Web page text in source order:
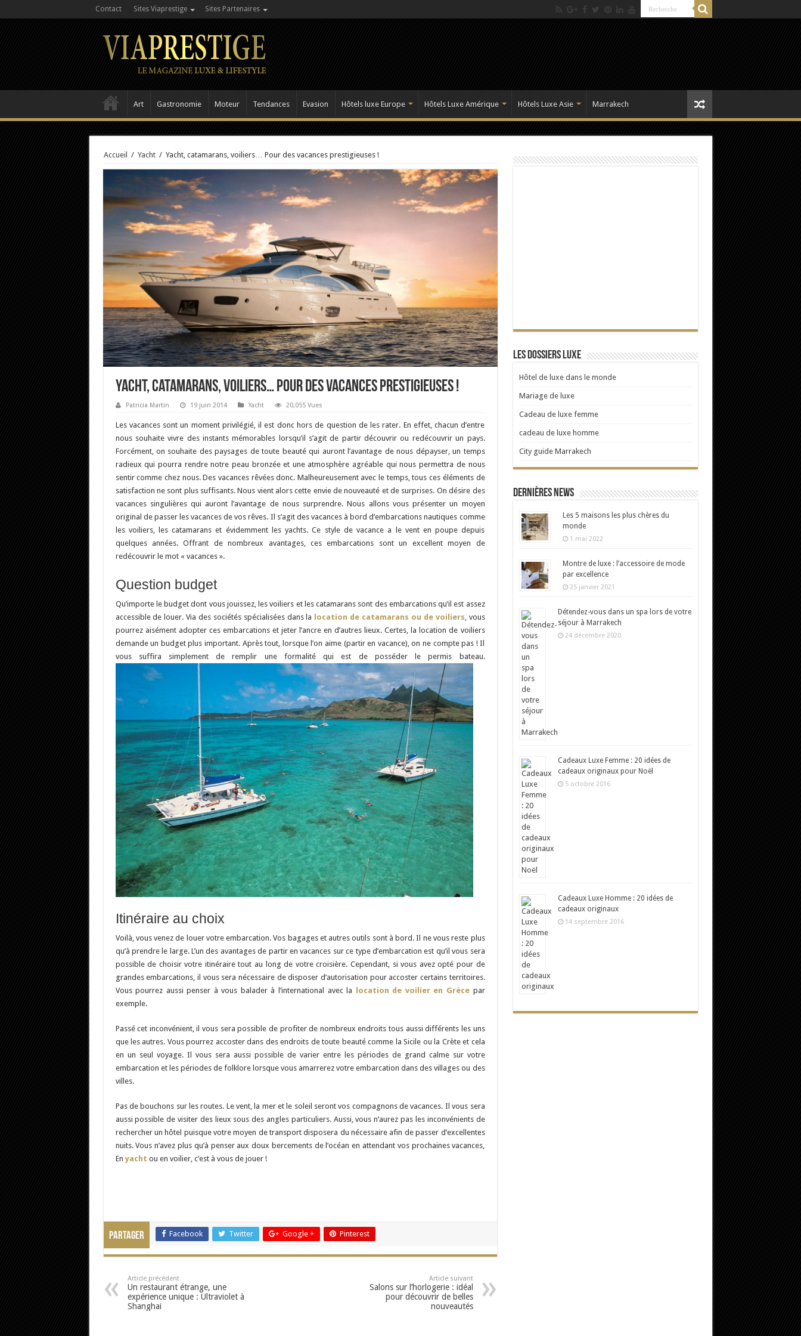
Contact Sites Viaprestige Sites Partenaires
Art Gastronomie Moteur Tendances Evasion Hôtels luxe Europe Hôtels Luxe Amérique Hôtels Luxe Asie Marrakech
Accueil / Yacht / Yacht, catamarans, voiliers… Pour des vacances prestigieuses !
Yacht, catamarans, voiliers… Pour des vacances prestigieuses !
Patricia Martin 19 juin 2014 Yacht 20,055 Vues
Les vacances sont un moment privilégié, il est donc hors de question de les rater. En effet, chacun d’entre
nous souhaite vivre des instants mémorables lorsqu’il s’agit de partir découvrir ou redécouvrir un pays.
Forcément, on souhaite des paysages de toute beauté qui auront l’avantage de nous dépayser, un temps
radieux qui pourra rendre notre peau bronzée et une atmosphère agréable qui nous permettra de nous
sentir comme chez nous. Des vacances rêvées donc. Malheureusement avec le temps, tous ces éléments de
satisfaction ne sont plus suffisants. Nous vient alors cette envie de nouveauté et de surprises. On désire des
vacances singulières qui auront l’avantage de nous surprendre. Nous allons vous présenter un moyen
original de passer les vacances de vos rêves. Il s’agit des vacances à bord d’embarcations nautiques comme
les voiliers, les catamarans et évidemment les yachts. Ce style de vacance a le vent en poupe depuis
quelques années. Offrant de nombreux avantages, ces embarcations sont un excellent moyen de
redécouvrir le mot « vacances ».
Question budget
Qu’importe le budget dont vous jouissez, les voiliers et les catamarans sont des embarcations qu’il est assez
accessible de louer. Via des sociétés spécialisées dans la
location de catamarans ou de voiliers, vous
pourrez aisément adopter ces embarcations et jeter l’ancre en d’autres lieux. Certes, la location de voiliers
demande un budget plus important. Après tout, lorsque l’on aime (partir en vacance), on ne compte pas ! Il
vous suffira simplement de remplir une formalité qui est de posséder le permis bateau.
Itinéraire au choix
Voilà, vous venez de louer votre embarcation. Vos bagages et autres outils sont à bord. Il ne vous reste plus
qu’à prendre le large. L’un des avantages de partir en vacances sur ce type d’embarcation est qu’il vous sera
possible de choisir votre itinéraire tout au long de votre croisière. Cependant, si vous avez opté pour de
grandes embarcations, il vous sera nécessaire de disposer d’autorisation pour accoster certains territoires.
Vous pourrez aussi penser à vous balader à l’international avec la
location de voilier en Grècepar
exemple.
Passé cet inconvénient, il vous sera possible de profiter de nombreux endroits tous aussi différents les uns
que les autres. Vous pourrez accoster dans des endroits de toute beauté comme la Sicile ou la Crète et cela
en un seul voyage. Il vous sera aussi possible de varier entre les périodes de grand calme sur votre
embarcation et les périodes de folklore lorsque vous amarrerez votre embarcation dans des villages ou des
villes.
Pas de bouchons sur les routes. Le vent, la mer et le soleil seront vos compagnons de vacances. Il vous sera
aussi possible de visiter des lieux sous des angles particuliers. Aussi, vous n’aurez pas les inconvénients de
rechercher un hôtel puisque votre moyen de transport disposera du nécessaire afin de passer d’excellentes
nuits. Vous n’avez plus qu’à penser aux doux bercements de l’océan en attendant vos prochaines vacances,
Enyacht ou en voilier, c’est à vous de jouer !
Partager Facebook Twitter Google + Pinterest
Article précédent
Un restaurant étrange, une
expérience unique : Ultraviolet à
Shanghai
Article suivant
Salons sur l’horlogerie : idéal
pour découvrir de belles
nouveautés
Les dossiers Luxe
Hôtel de luxe dans le monde
Mariage de luxe
Cadeau de luxe femme
cadeau de luxe homme
City guide Marrakech
Dernières news
Les 5 maisons les plus chères du
monde
1 mai 2022
Montre de luxe : l’accessoire de mode
par excellence
25 janvier 2021
Détendez-vous dans un spa lors de votre
séjour à Marrakech
24 décembre 2020
Cadeaux Luxe Femme : 20 idées de
cadeaux originaux pour Noël
5 octobre 2016
Cadeaux Luxe Homme : 20 idées de
cadeaux originaux
14 septembre 2016